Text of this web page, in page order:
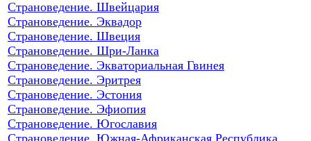
Страноведение. Швейцария
Страноведение. Эквадор
Страноведение. Швеция
Страноведение. Шри-Ланка
Страноведение. Экваториальная Гвинея
Страноведение. Эритрея
Страноведение. Эстония
Страноведение. Эфиопия
Страноведение. Югославия
Страноведение. Южная-Африканская Республика